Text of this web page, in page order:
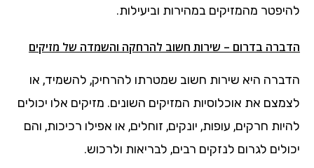
להיפטר מהמזיקים במהירות וביעילות.
הדברה בדרום – שירות חשוב להרחקה והשמדה של מזיקים
הדברה היא שירות חשוב שמטרתו להרחיק, להשמיד, או
לצמצם את אוכלוסיות המזיקים השונים. מזיקים אלו יכולים
להיות חרקים, עופות, יונקים, זוחלים, או אפילו רכיכות, והם
יכולים לגרום לנזקים רבים, לבריאות ולרכוש.